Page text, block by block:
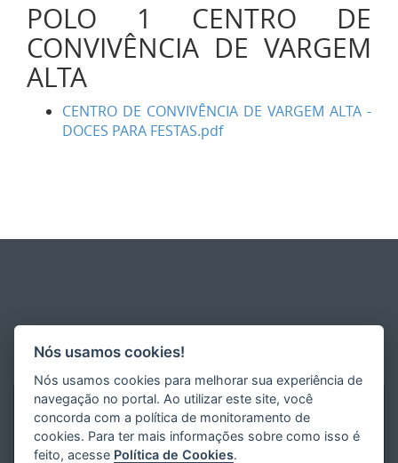
POLO 1 CENTRO DE
CONVIVÊNCIA DE VARGEM
ALTA
CENTRO DE CONVIVÊNCIA DE VARGEM ALTA -
DOCES PARA FESTAS.pdf
Nós usamos cookies!
Nós usamos cookies para melhorar sua experiência de
navegação no portal. Ao utilizar este site, você
concorda com a política de monitoramento de
cookies. Para ter mais informações sobre como isso é
feito, acesse Política de Cookies.